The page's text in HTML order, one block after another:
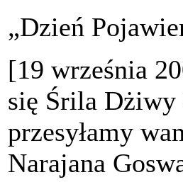
„Dzień
[19 września
się Śrila Dżiwy
przesyłamy
Narajana